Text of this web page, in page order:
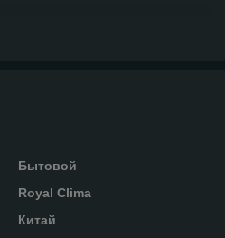
Бытовой
Royal Clima
Китай